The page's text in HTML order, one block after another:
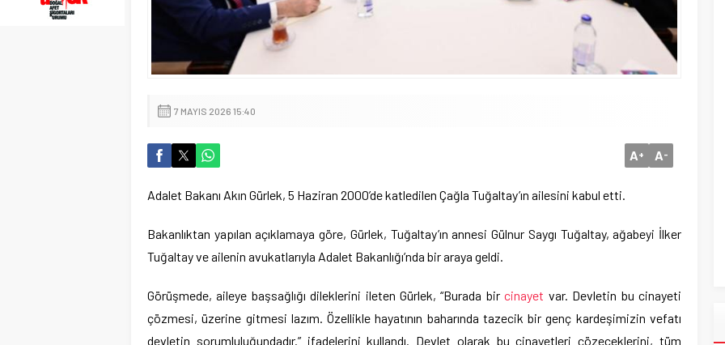
7 MAYIS 2026 15:40
A+ A-
Adalet Bakanı Akın Gürlek, 5 Haziran 2000’de katledilen Çağla Tuğaltay’ın ailesini kabul etti.
Bakanlıktan yapılan açıklamaya göre, Gürlek, Tuğaltay’ın annesi Gülnur Saygı Tuğaltay, ağabeyi İlker
Tuğaltay ve ailenin avukatlarıyla Adalet Bakanlığı’nda bir araya geldi.
Görüşmede, aileye başsağlığı dileklerini ileten Gürlek, “Burada bircinayet var. Devletin bu cinayeti
çözmesi, üzerine gitmesi lazım. Özellikle hayatının baharında tazecik bir genç kardeşimizin vefatı
devletin sorumluluğundadır.” ifadelerini kullandı. Devlet olarak bu cinayetleri çözeceklerini, tüm